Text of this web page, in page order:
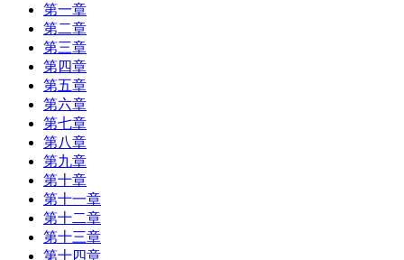
第一章
第二章
第三章
第四章
第五章
第六章
第七章
第八章
第九章
第十章
第十一章
第十二章
第十三章
第十四章